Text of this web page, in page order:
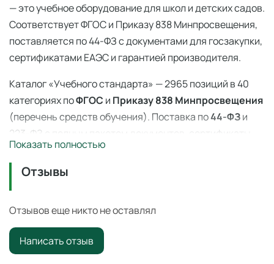
— это учебное оборудование для школ и детских садов.
Соответствует ФГОС и Приказу 838 Минпросвещения,
поставляется по 44-ФЗ с документами для госзакупки,
сертификатами ЕАЭС и гарантией производителя.
Каталог «Учебного стандарта» — 2965 позиций в 40
категориях поФГОС и Приказу 838 Минпросвещения
(перечень средств обучения). Поставка по44-ФЗи
223-ФЗ с полным пакетом документов, сертификаты
ЕАЭС, гарантия производителя. Доставка по всей
России — 3–14 дней со склада в Ангарске.
Комплект моделей "Строение мозга позвоночных"
— профессиональное учебное оборудование для
оснащения образовательных учреждений по ФГОС и
Приказу 838 Минпросвещения
Показать полностью
Отзывы
Отзывов еще никто не оставлял
Написать отзыв